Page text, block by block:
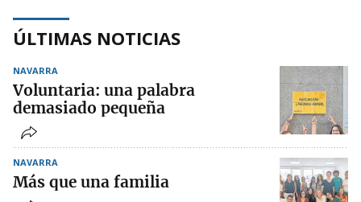
ÚLTIMAS NOTICIAS
NAVARRA
Voluntaria: una palabra
demasiado pequeña
NAVARRA
Más que una familia